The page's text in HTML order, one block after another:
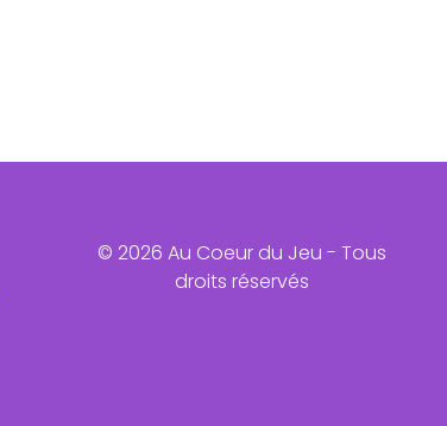
© 2026 Au Coeur du Jeu - Tous
droits réservés